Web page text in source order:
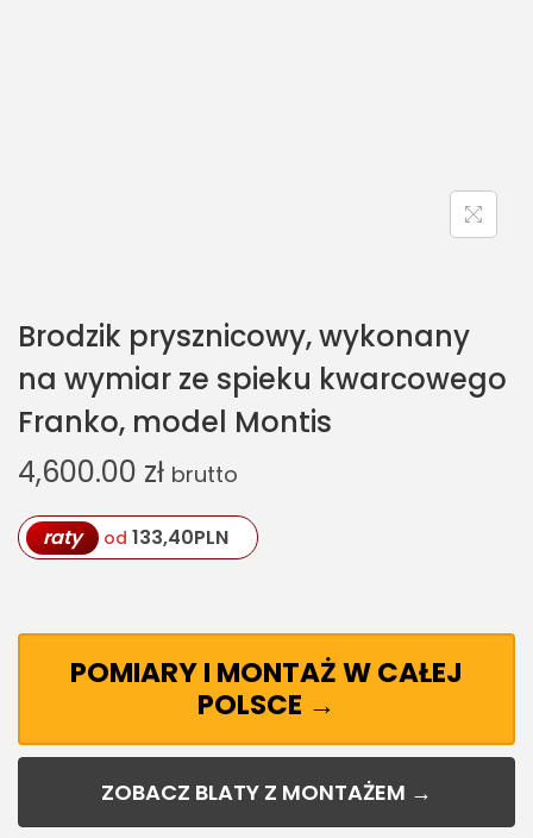
Brodzik prysznicowy, wykonany
na wymiar ze spieku kwarcowego
Franko, model Montis
4,600.00 zł brutto
raty od 133,40PLN
POMIARY I MONTAŻ W CAŁEJ
POLSCE →
ZOBACZ BLATY Z MONTAŻEM →